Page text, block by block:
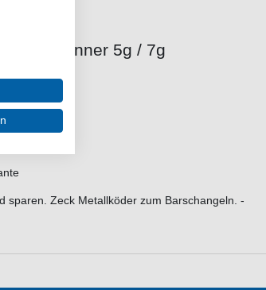
Runner 5g / 7g
sparen. Zeck Metallköder zum Barschangeln. -